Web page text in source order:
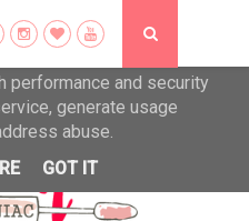
to deliver its services
performance and security
generate usage
abuse.
GOT IT